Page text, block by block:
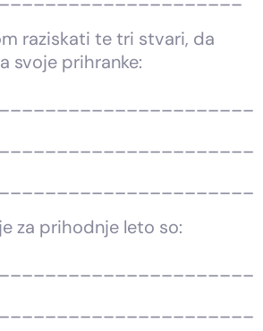
raziskati te tri stvari, da
svoje prihranke:
za prihodnje leto so: